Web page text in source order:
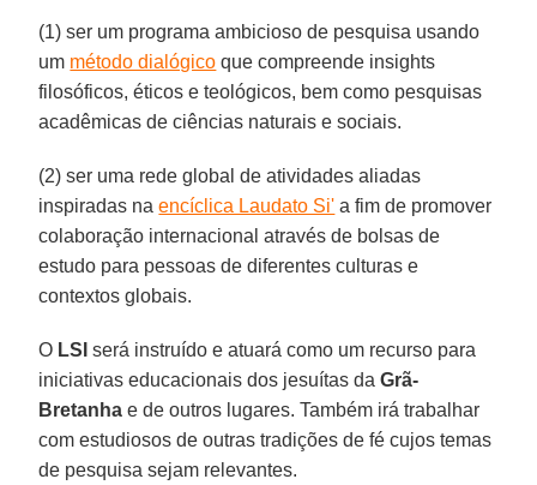
(1) ser um programa ambicioso de pesquisa usando
um método dialógico que compreende insights
filosóficos, éticos e teológicos, bem como pesquisas
acadêmicas de ciências naturais e sociais.
(2) ser uma rede global de atividades aliadas
inspiradas naencíclica Laudato Si' a fim de promover
colaboração internacional através de bolsas de
estudo para pessoas de diferentes culturas e
contextos globais.
O LSI será instruído e atuará como um recurso para
iniciativas educacionais dos jesuítas daGrã-
Bretanha e de outros lugares. Também irá trabalhar
com estudiosos de outras tradições de fé cujos temas
de pesquisa sejam relevantes.